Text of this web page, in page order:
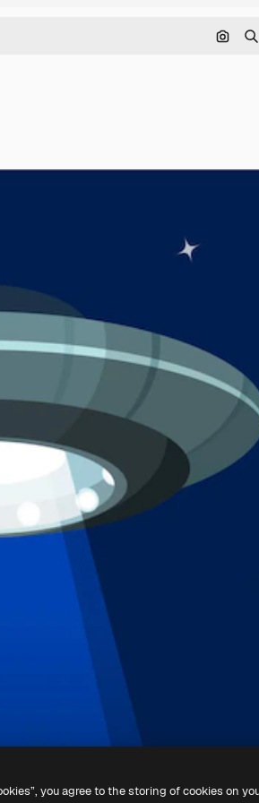
you agree to the storing of cookies on